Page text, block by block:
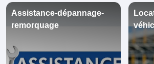
Assistance-dépannage-
remorquage